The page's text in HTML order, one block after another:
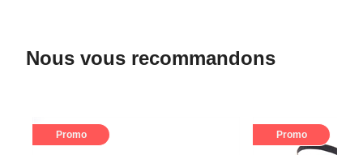
Nous vous recommandons
Promo Promo